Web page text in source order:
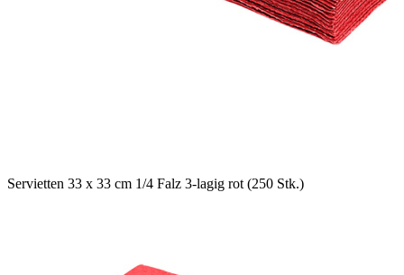
Servietten 33 x 33 cm 1/4 Falz 3-lagig rot (250 Stk.)